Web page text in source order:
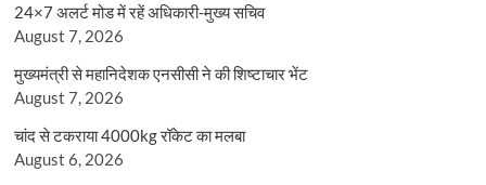
24×7 अलर्ट मोड में रहें अधिकारी-मुख्य सचिव
August 7, 2026
मुख्यमंत्री से महानिदेशक एनसीसी ने की शिष्टाचार भेंट
August 7, 2026
चांद से टकराया 4000kg रॉकेट का मलबा
August 6, 2026